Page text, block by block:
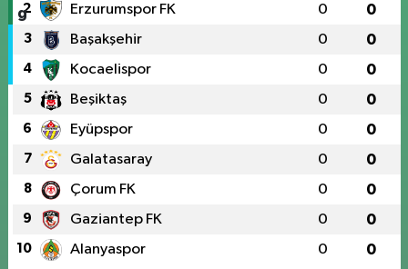
2 Erzurumspor FK 0 0
3 Başakşehir 0 0
4 Kocaelispor 0 0
5 Beşiktaş 0 0
6 Eyüpspor 0 0
7 Galatasaray 0 0
8 Çorum FK 0 0
9 Gaziantep FK 0 0
10 Alanyaspor 0 0